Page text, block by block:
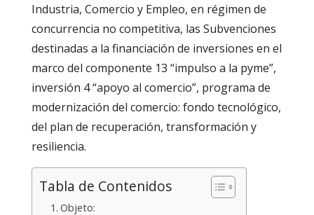
Industria, Comercio y Empleo, en régimen de
concurrencia no competitiva, las Subvenciones
destinadas a la financiación de inversiones en el
marco del componente 13 “impulso a la pyme”,
inversión 4 “apoyo al comercio”, programa de
modernización del comercio: fondo tecnológico,
del plan de recuperación, transformación y
resiliencia.
Tabla de Contenidos
Objeto: